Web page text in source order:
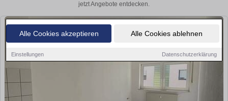
Alle Cookies akzeptieren Alle Cookies ablehnen
Einstellungen Datenschutzerklärung
jetzt Angebote entdecken.